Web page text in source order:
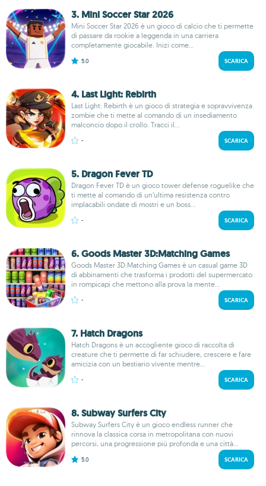
3. Mini Soccer Star 2026
Mini Soccer Star 2026 è un gioco di calcio che ti permette
di passare da rookie a leggenda in una carriera
completamente giocabile. Inizi come...
5.0 SCARICA
4. Last Light: Rebirth
Last Light: Rebirth è un gioco di strategia e sopravvivenza
zombie che ti mette al comando di un insediamento
malconcio dopo il crollo. Tracci il...
- SCARICA
5. Dragon Fever TD
Dragon Fever TD è un gioco tower defense roguelike che
ti mette al comando di un’ultima resistenza contro
implacabili ondate di mostri e un boss...
- SCARICA
6. Goods Master 3D:Matching Games
Goods Master 3D:Matching Games è un casual game 3D
di abbinamenti che trasforma i prodotti del supermercato
in rompicapi che mettono alla prova la mente...
- SCARICA
7. Hatch Dragons
Hatch Dragons è un accogliente gioco di raccolta di
creature che ti permette di far schiudere, crescere e fare
amicizia con un bestiario vivente mentre...
- SCARICA
8. Subway Surfers City
Subway Surfers City è un gioco endless runner che
rinnova la classica corsa in metropolitana con nuovi
percorsi, una progressione più profonda e una città...
5.0 SCARICA